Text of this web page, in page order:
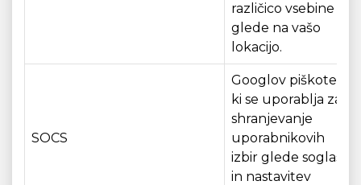
različico vsebine
glede na vašo
lokacijo.
SOCS
Googlov piškotek,
ki se uporablja za
shranjevanje
uporabnikovih
izbir glede soglasja
in nastavitev